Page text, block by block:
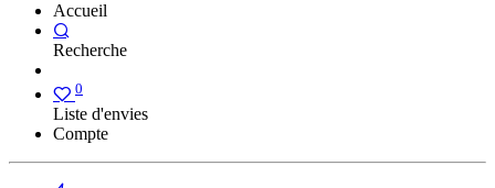
Accueil
Recherche
0
Liste d'envies
Compte